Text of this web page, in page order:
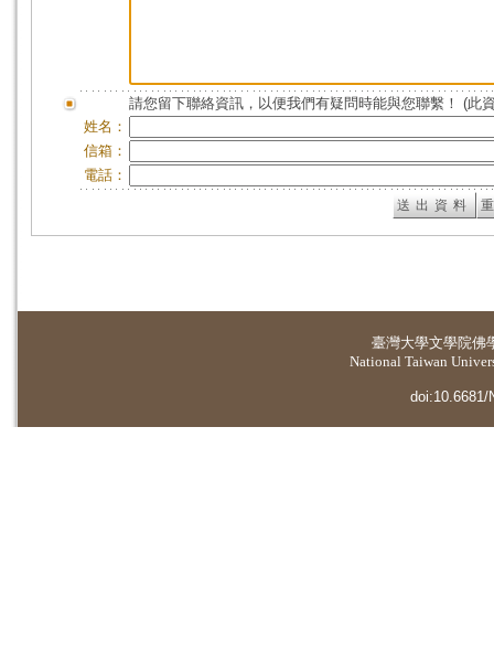
請您留下聯絡資訊，以便我們有疑問時能與您聯繫！ (此
姓名：
信箱：
電話：
臺灣大學文學院佛
National Taiwan
doi:10.6681/